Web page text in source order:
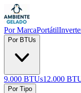
Por MarcaPortátil
Por BTUs
9.000 BTUs12.000
Por Tipo